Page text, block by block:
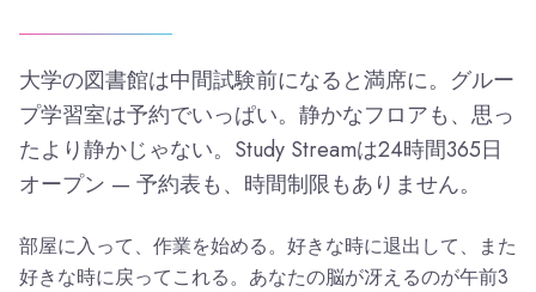
大学の図書館は中間試験前になると満席に。グルー
プ学習室は予約でいっぱい。静かなフロアも、思っ
たより静かじゃない。Study Streamは24時間365日
オープン — 予約表も、時間制限もありません。
部屋に入って、作業を始める。好きな時に退出して、また
好きな時に戻ってこれる。あなたの脳が冴えるのが午前3